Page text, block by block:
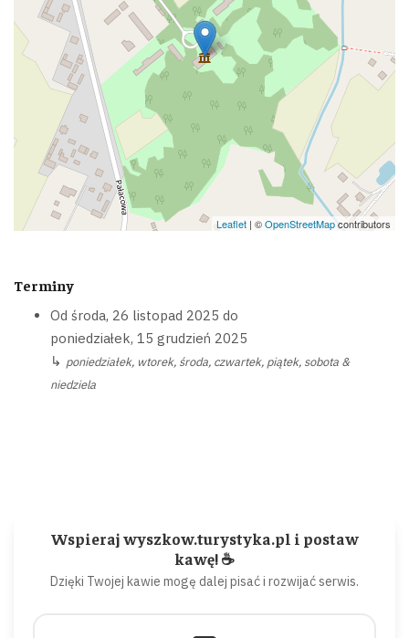
Leaflet | ©OpenStreetMapcontributors
Terminy
Od środa, 26 listopad 2025 do
poniedziałek, 15 grudzień 2025
↳ poniedziałek, wtorek, środa, czwartek, piątek, sobota &
niedziela
Wspieraj wyszkow.turystyka.pl i postaw
kawę! ☕
Dzięki Twojej kawie mogę dalej pisać i rozwijać serwis.